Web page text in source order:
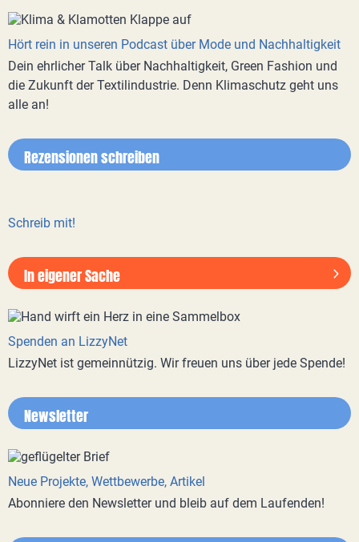
Hört rein in unseren Podcast über Mode und Nachhaltigkeit
Dein ehrlicher Talk über Nachhaltigkeit, Green Fashion und
die Zukunft der Textilindustrie. Denn Klimaschutz geht uns
alle an!
Rezensionen schreiben
Schreib mit!
In eigener Sache
Spenden an LizzyNet
LizzyNet ist gemeinnützig. Wir freuen uns über jede Spende!
Newsletter
Neue Projekte, Wettbewerbe, Artikel
Abonniere den Newsletter und bleib auf dem Laufenden!